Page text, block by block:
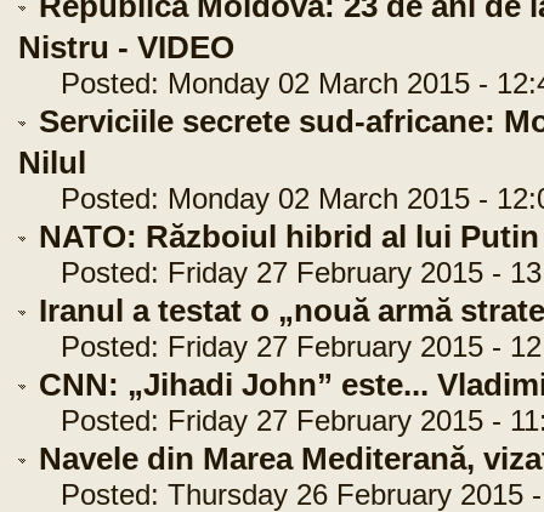
Nistru - VIDEO
Posted: Monday 02 March 2015 -
Serviciile secrete sud-africane:
Nilul
Posted: Monday 02 March 2015 -
NATO: Războiul hibrid al lui
Posted: Friday 27 February 2015 -
Iranul a testat o „nouă armă
Posted: Friday 27 February 2015 -
CNN: „Jihadi John” este...
Posted: Friday 27 February 2015 -
Navele din Marea Mediterană,
Posted: Thursday 26 February 2015